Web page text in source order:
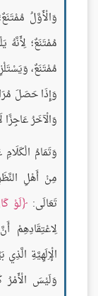
وَالْأَوَّلُ
مُمْتَنَعٌ؛
مُمْتَنَعٌ،
وَإِذَا حَصَلَ
وَالْآخَرُ عَاجِزًا
وَتَمَامُ
مِنْ أَهْلِ
تَعَالَى: لَوْ
لِاعْتِقَادِهِمْ
الْإِلَهِيَّةِ
وَلَيْسَ الْأَمْرُ